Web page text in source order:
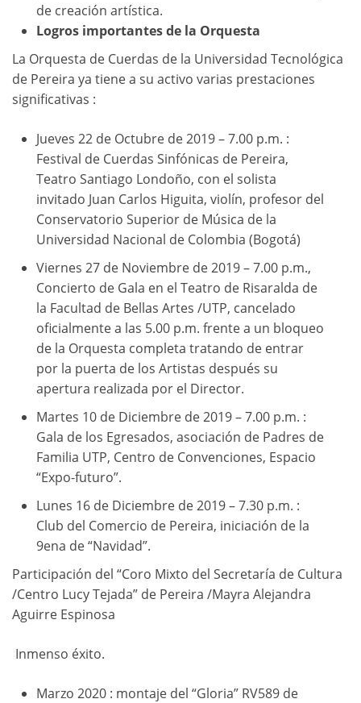
de creación artística.
Logros importantes de la Orquesta
La Orquesta de Cuerdas de la Universidad Tecnológica
de Pereira ya tiene a su activo varias prestaciones
significativas :
Jueves 22 de Octubre de 2019 – 7.00 p.m. :
Festival de Cuerdas Sinfónicas de Pereira,
Teatro Santiago Londoño, con el solista
invitado Juan Carlos Higuita, violín, profesor del
Conservatorio Superior de Música de la
Universidad Nacional de Colombia (Bogotá)
Viernes 27 de Noviembre de 2019 – 7.00 p.m.,
Concierto de Gala en el Teatro de Risaralda de
la Facultad de Bellas Artes /UTP, cancelado
oficialmente a las 5.00 p.m. frente a un bloqueo
de la Orquesta completa tratando de entrar
por la puerta de los Artistas después su
apertura realizada por el Director.
Martes 10 de Diciembre de 2019 – 7.00 p.m. :
Gala de los Egresados, asociación de Padres de
Familia UTP, Centro de Convenciones, Espacio
“Expo-futuro”.
Lunes 16 de Diciembre de 2019 – 7.30 p.m. :
Club del Comercio de Pereira, iniciación de la
9ena de “Navidad”.
Participación del “Coro Mixto del Secretaría de Cultura
/Centro Lucy Tejada” de Pereira /Mayra Alejandra
Aguirre Espinosa
Inmenso éxito.
Marzo 2020 : montaje del “Gloria” RV589 de